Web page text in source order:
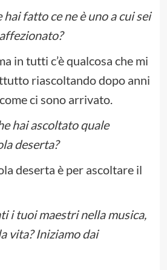
hai fatto ce ne è uno a cui sei
in tutti c’è qualcosa che mi
riascoltando dopo anni
ci sono arrivato.
hai ascoltato quale
deserta?
deserta è per ascoltare il
i tuoi maestri nella musica,
vita? Iniziamo dai